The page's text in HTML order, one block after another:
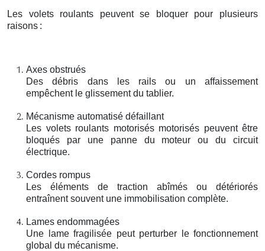
Les volets roulants peuvent se bloquer pour plusieurs
raisons :
Axes obstrués
Des débris dans les rails ou un affaissement
empêchent le glissement du tablier.
Mécanisme automatisé défaillant
Les volets roulants motorisés motorisés peuvent être
bloqués par une panne du moteur ou du circuit
électrique.
Cordes rompus
Les éléments de traction abîmés ou détériorés
entraînent souvent une immobilisation complète.
Lames endommagées
Une lame fragilisée peut perturber le fonctionnement
global du mécanisme.